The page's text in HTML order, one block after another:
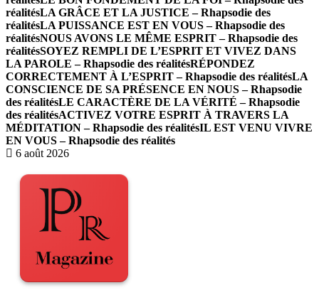
réalitésLA GRÂCE ET LA JUSTICE – Rhapsodie des
réalitésLA PUISSANCE EST EN VOUS – Rhapsodie des
réalitésNOUS AVONS LE MÊME ESPRIT – Rhapsodie des
réalitésSOYEZ REMPLI DE L’ESPRIT ET VIVEZ DANS
LA PAROLE – Rhapsodie des réalitésRÉPONDEZ
CORRECTEMENT À L’ESPRIT – Rhapsodie des réalitésLA
CONSCIENCE DE SA PRÉSENCE EN NOUS – Rhapsodie
des réalitésLE CARACTÈRE DE LA VÉRITÉ – Rhapsodie
des réalitésACTIVEZ VOTRE ESPRIT À TRAVERS LA
MÉDITATION – Rhapsodie des réalitésIL EST VENU VIVRE
EN VOUS – Rhapsodie des réalités
6 août 2026